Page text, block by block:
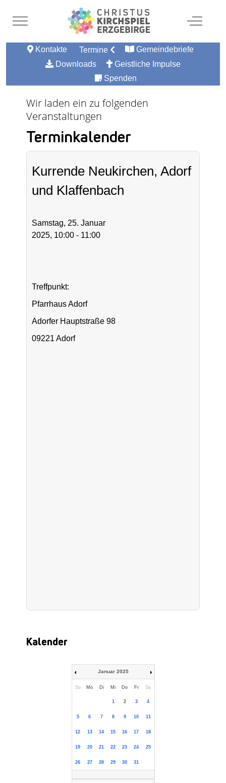
Mobile Menu Toggle Off-
Kontakte Termine
Gemeindebriefe
Downloads
Geistliche Impulse
Spenden
Wir laden ein zu folgenden
Veranstaltungen
Terminkalender
Kurrende Neukirchen, Adorf
und Klaffenbach
Samstag, 25. Januar
2025, 10:00 - 11:00
Treffpunkt:
Pfarrhaus Adorf
Adorfer Hauptstraße 98
09221 Adorf
Kalender
Januar 2025
So Mo Di Mi Do Fr Sa
1 2 3 4
5 6 7 8 9 10 11
12 13 14 15 16 17 18
19 20 21 22 23 24 25
26 27 28 29 30 31